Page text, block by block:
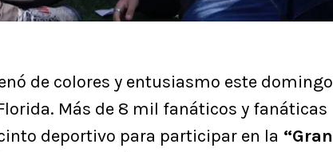
de colores y entusiasmo este domingo
Más de 8 mil fanáticos y fanáticas
deportivo para participar en la “Gran